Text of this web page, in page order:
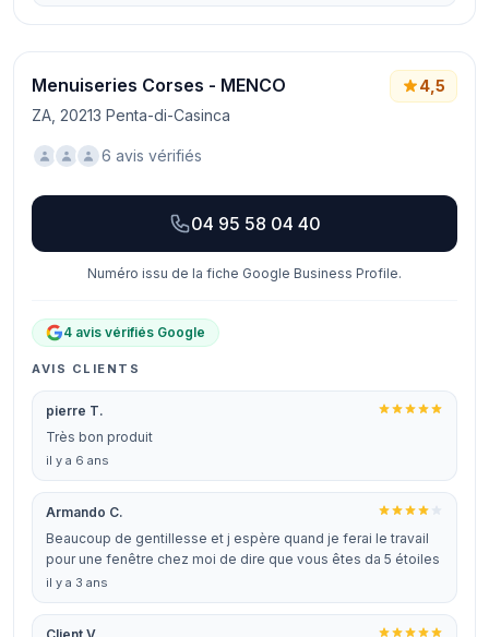
Menuiseries Corses - MENCO
ZA, 20213 Penta-di-Casinca
4,5
6 avis vérifiés
04 95 58 04 40
Numéro issu de la fiche Google Business Profile.
4 avis vérifiés Google
AVIS CLIENTS
pierre T.
Très bon produit
il y a 6 ans
Armando C.
Beaucoup de gentillesse et j espère quand je ferai le travail
pour une fenêtre chez moi de dire que vous êtes da 5 étoiles
il y a 3 ans